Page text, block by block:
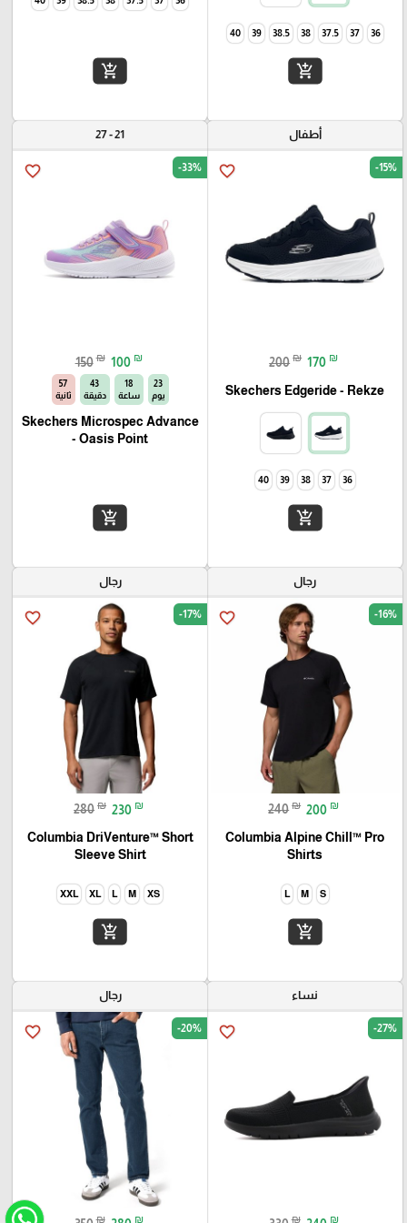
36
37
37.5
38
38.5
39
40
add_shopping_cart
add_shopping_cart
أطفال
favorite_border -15%
200 ₪ 170 ₪
Skechers Edgeride - Rekze‏
36
37
38
39
40
add_shopping_cart
21 - 27
favorite_border -33%
150 ₪ 100 ₪
23
يوم
18
ساعة
43
دقيقة
56
ثانية
Skechers Microspec Advance
- Oasis Point
add_shopping_cart
رجال
favorite_border -16%
240 ₪ 200 ₪
Columbia Alpine Chill™ Pro
Shirts
S
M
L
add_shopping_cart
رجال
favorite_border -17%
280 ₪ 230 ₪
Columbia DriVenture™ Short
Sleeve Shirt
XS
M
L
XL
XXL
add_shopping_cart
نساء
favorite_border -27%
₪ ₪
رجال
favorite_border -20%
₪ ₪